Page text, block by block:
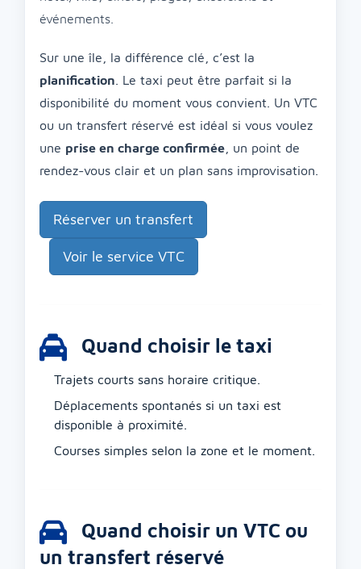
événements.
Sur une île, la différence clé, c’est la
planification . Le taxi peut être parfait si la
disponibilité du moment vous convient. Un VTC
ou un transfert réservé est idéal si vous voulez
une prise en charge confirmée , un point de
rendez-vous clair et un plan sans improvisation.
Réserver un transfert
Voir le service VTC
Quand choisir le taxi
Trajets courts sans horaire critique.
Déplacements spontanés si un taxi est
disponible à proximité.
Courses simples selon la zone et le moment.
Quand choisir un VTC ou
un transfert réservé